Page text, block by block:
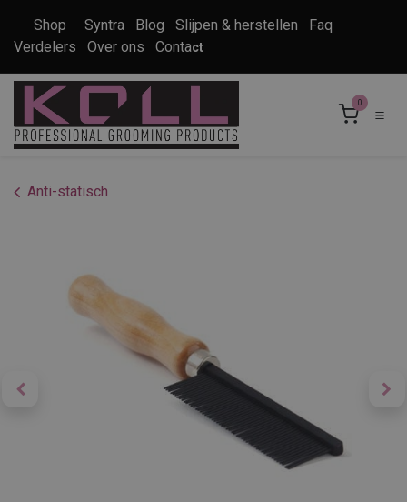
Shop Syntra Blog Slijpen & herstellen
Faq
Verdelers
Over ons Contact
0
Anti-statisch